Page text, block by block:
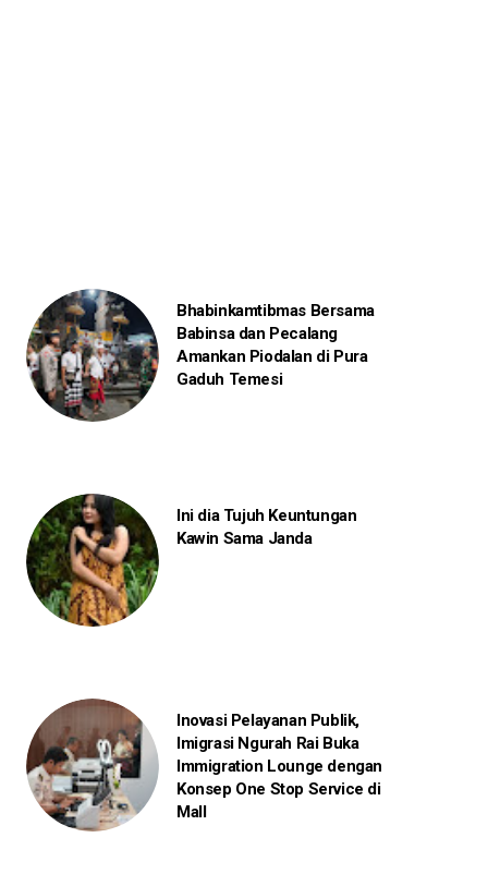
Bhabinkamtibmas Bersama
Babinsa dan Pecalang
Amankan Piodalan di Pura
Gaduh Temesi
Ini dia Tujuh Keuntungan
Kawin Sama Janda
Inovasi Pelayanan Publik,
Imigrasi Ngurah Rai Buka
Immigration Lounge dengan
Konsep One Stop Service di
Mall